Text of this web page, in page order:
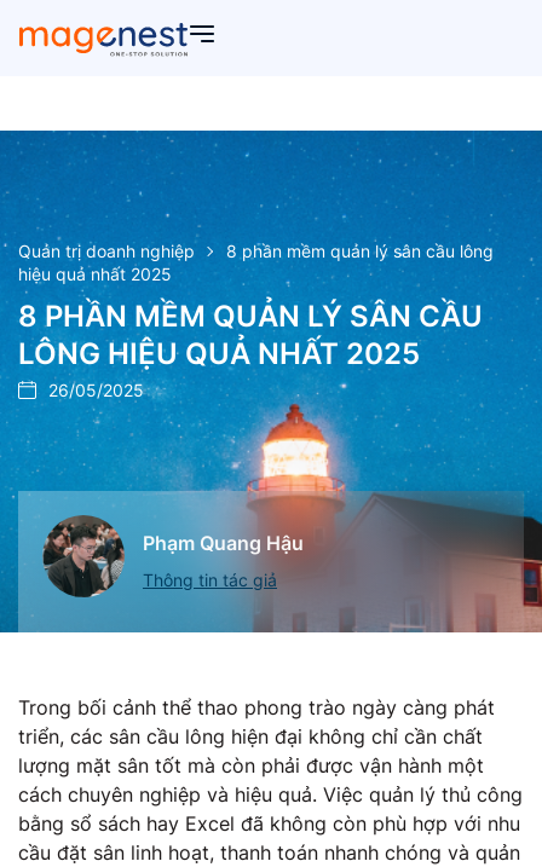
Quản trị doanh nghiệp
8 phần mềm quản lý sân cầu lông
hiệu quả nhất 2025
8 PHẦN MỀM QUẢN LÝ SÂN CẦU
LÔNG HIỆU QUẢ NHẤT 2025
26/05/2025
Phạm Quang Hậu
Thông tin tác giả
Trong bối cảnh thể thao phong trào ngày càng phát
triển, các sân cầu lông hiện đại không chỉ cần chất
lượng mặt sân tốt mà còn phải được vận hành một
cách chuyên nghiệp và hiệu quả. Việc quản lý thủ công
bằng sổ sách hay Excel đã không còn phù hợp với nhu
cầu đặt sân linh hoạt, thanh toán nhanh chóng và quản